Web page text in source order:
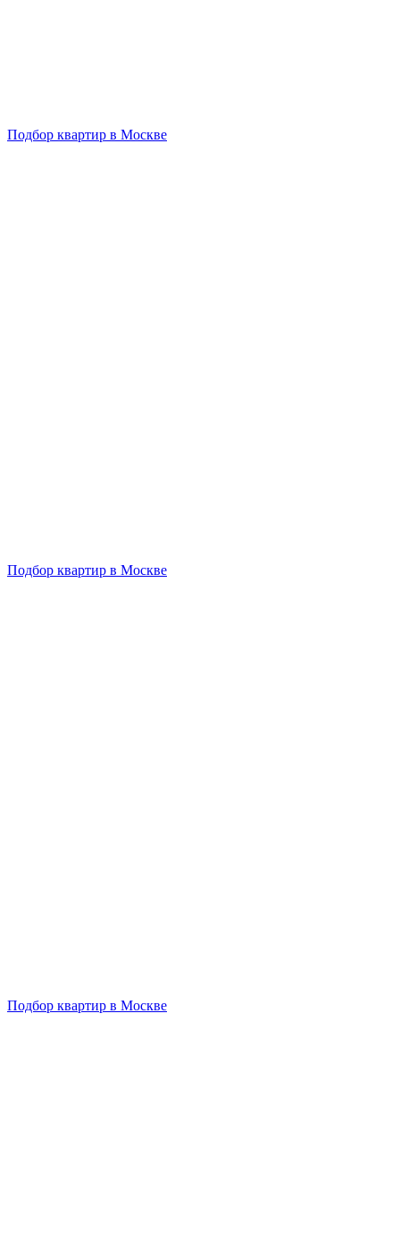
Подбор квартир в Москве
Подбор квартир в Москве
Подбор квартир в Москве